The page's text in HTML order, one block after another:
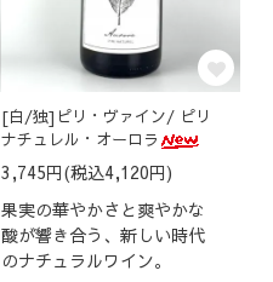
[白/独]ピリ・ヴァイン/ ピリ
ナチュレル・オーロラ
3,745円(税込4,120円)
果実の華やかさと爽やかな
酸が響き合う、新しい時代
のナチュラルワイン。